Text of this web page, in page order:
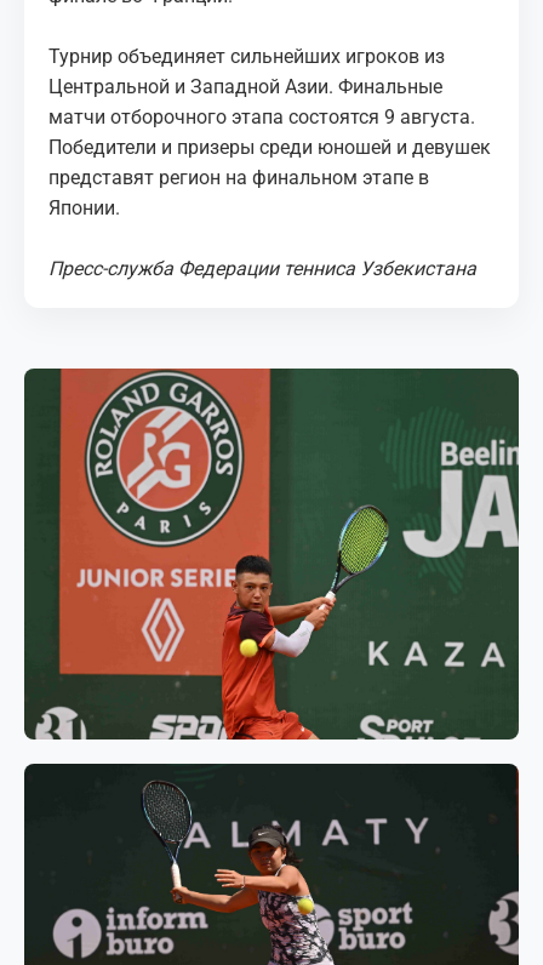
Турнир объединяет сильнейших игроков из
Центральной и Западной Азии. Финальные
матчи отборочного этапа состоятся 9 августа.
Победители и призеры среди юношей и девушек
представят регион на финальном этапе в
Японии.
Пресс-служба Федерации тенниса Узбекистана